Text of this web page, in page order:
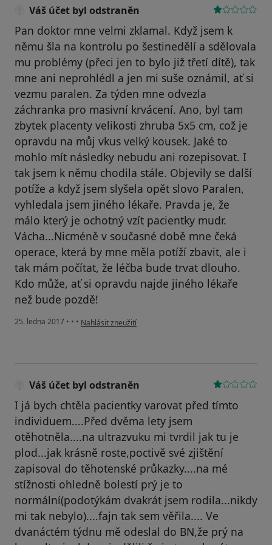
Váš účet byl odstraněn
Pan doktor mne velmi zklamal. Když jsem k
němu šla na kontrolu po šestinedělí a sdělovala
mu problémy (přeci jen to bylo již třetí dítě), tak
mne ani neprohlédl a jen mi suše oznámil, ať si
vezmu paralen. Za týden mne odvezla
záchranka pro masivní krvácení. Ano, byl tam
zbytek placenty velikosti zhruba 5x5 cm, což je
opravdu na můj vkus velký kousek. Jaké to
mohlo mít následky nebudu ani rozepisovat. I
tak jsem k němu chodila stále. Objevily se další
potíže a když jsem slyšela opět slovo Paralen,
vyhledala jsem jiného lékaře. Pravda je, že
málo který je ochotný vzít pacientky mudr.
Vácha...Nicméně v současné době mne čeká
operace, která by mne měla potíží zbavit, ale i
tak mám počítat, že léčba bude trvat dlouho.
Kdo může, ať si opravdu najde jiného lékaře
než bude pozdě!
25. ledna 2017 • • • podle názoru uživatele Váš účet byl odstraněn
Nahlásit zneužití
Váš účet byl odstraněn
I já bych chtěla pacientky varovat před tímto
individuem....Před dvěma lety jsem
otěhotněla....na ultrazvuku mi tvrdil jak tu je
plod...jak krásně roste,poctivě své zjištění
zapisoval do těhotenské průkazky....na mé
stížnosti ohledně bolestí prý je to
normální(podotýkám dvakrát jsem rodila...nikdy
mi tak nebylo)....fajn tak sem věřila.... Ve
dvanáctém týdnu mě odeslal do BN,že prý na